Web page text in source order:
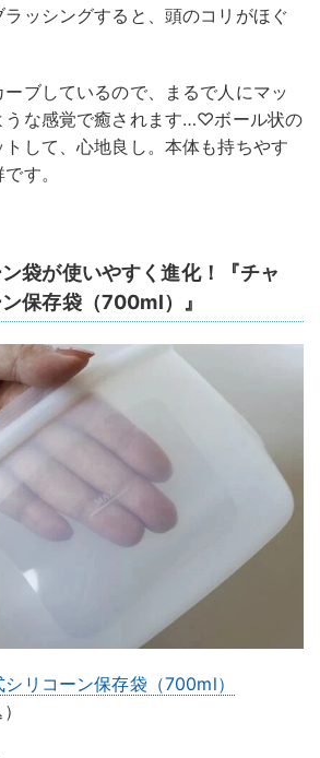
ッシングすると、頭のコリがほぐ
ブしているので、まるで人にマッ
うな感覚で癒されます…♡ボール状の
して、心地良し。本体も持ちやす
す。
袋が使いやすく進化！『チャ
保存袋（700ml）』
リコーン保存袋（700ml）